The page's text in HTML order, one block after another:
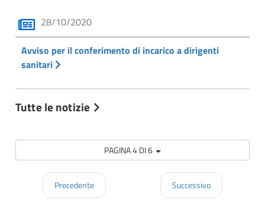
28/10/2020
Avviso per il conferimento di incarico a dirigenti
sanitari
Tutte le notizie
PAGINA 4 DI 6
Precedente Successivo